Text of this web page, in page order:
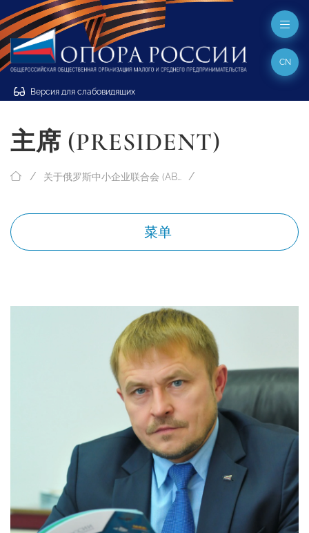
Версия для слабовидящих
CN
主席 (PRESIDENT)
关于俄罗斯中小企业联合会 (ABOUT “OPORA RUSSIA”)
菜单